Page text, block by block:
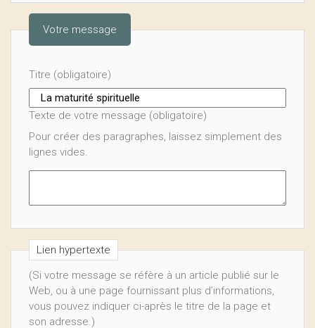
Votre message
Titre (obligatoire)
Texte de votre message (obligatoire)
Pour créer des paragraphes, laissez simplement des
lignes vides.
Lien hypertexte
(Si votre message se réfère à un article publié sur le
Web, ou à une page fournissant plus d’informations,
vous pouvez indiquer ci-après le titre de la page et
son adresse.)